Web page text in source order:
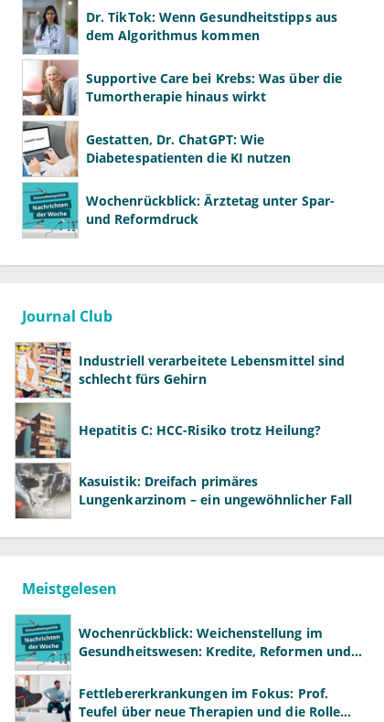
Dr. TikTok: Wenn Gesundheitstipps aus
dem Algorithmus kommen
Supportive Care bei Krebs: Was über die
Tumortherapie hinaus wirkt
Gestatten, Dr. ChatGPT: Wie
Diabetespatienten die KI nutzen
Wochenrückblick: Ärztetag unter Spar-
und Reformdruck
Journal Club
Industriell verarbeitete Lebensmittel sind
schlecht fürs Gehirn
Hepatitis C: HCC-Risiko trotz Heilung?
Kasuistik: Dreifach primäres
Lungenkarzinom – ein ungewöhnlicher Fall
Meistgelesen
Wochenrückblick: Weichenstellung im
Gesundheitswesen: Kredite, Reformen und
Fettlebererkrankungen im Fokus: Prof.
Teufel über neue Therapien und die Rolle